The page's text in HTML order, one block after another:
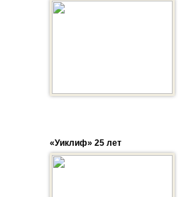
«Уиклиф» 25 лет